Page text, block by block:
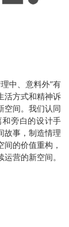
中、意料外”有
活方式和精神诉
空间。我们认同
旁白的设计手
故事，制造情理
的价值重构，
营的新空间。